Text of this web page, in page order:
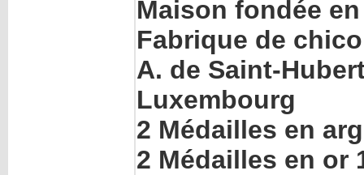
Maison fondée en
Fabrique de
A. de Saint-
Luxembourg
2 Médailles en
2 Médailles en or